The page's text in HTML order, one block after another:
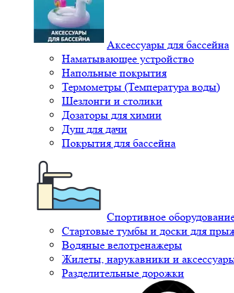
Аксессуары для бассейна
Наматывающее устройство
Напольные покрытия
Термометры (Температура воды)
Шезлонги и столики
Дозаторы для химии
Душ для дачи
Покрытия для бассейна
Спортивное
Стартовые тумбы и доски для
Водяные велотренажеры
Жилеты, нарукавники и
Разделительные дорожки